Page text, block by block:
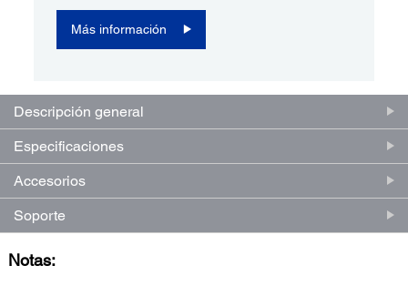
Más información
Descripción general
Especificaciones
Accesorios
Soporte
Notas: